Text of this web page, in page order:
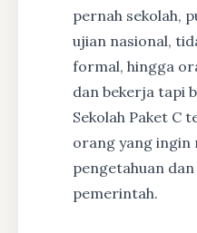
pernah sekolah,
ujian nasional,
formal, hingga
dan bekerja tapi
Sekolah Paket C
orang yang ingin
pengetahuan
pemerintah.